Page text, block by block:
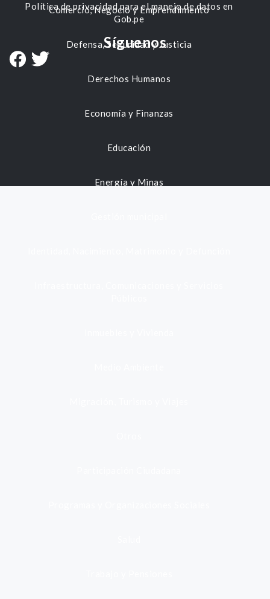
Comercio, Negocio y Emprendimiento
Defensa, Seguridad y Justicia
Derechos Humanos
Economía y Finanzas
Educación
Energía y Minas
Política de privacidad para el manejo de datos en
Gob.pe
Síguenos